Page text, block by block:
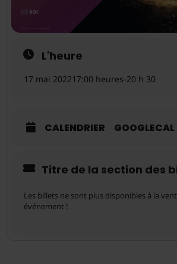
L'heure
17 mai 202217:00 heures-20 h 30
CALENDRIER GOOGLECAL
Titre de la section des
Les billets ne sont plus disponibles à la
événement !